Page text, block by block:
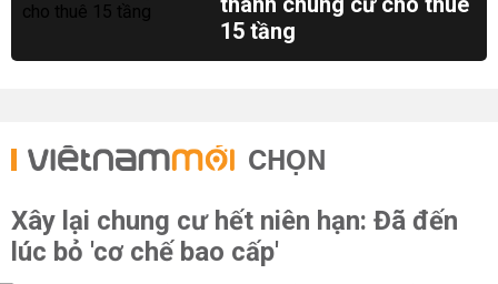
15 tầng
CHỌN
Xây lại chung cư hết niên hạn: Đã đến
lúc bỏ 'cơ chế bao cấp'